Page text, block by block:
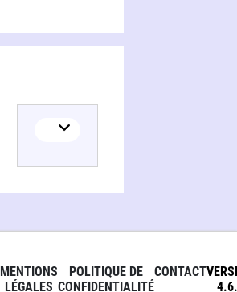
MENTIONS
LÉGALES
POLITIQUE DE
CONFIDENTIALITÉ
CONTACT